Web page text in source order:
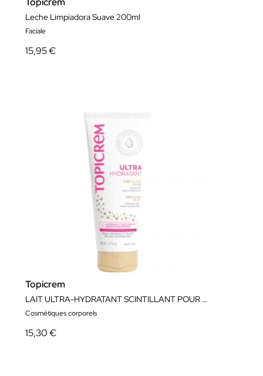
Leche Limpiadora Suave 200ml
Faciale
15,95 €
Topicrem
LAIT ULTRA-HYDRATANT SCINTILLANT POUR LE CORPS 200ML
Cosmétiques corporels
15,30 €